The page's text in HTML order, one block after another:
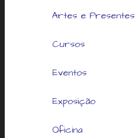
Artes e Presentes
Cursos
Eventos
Exposição
Oficina